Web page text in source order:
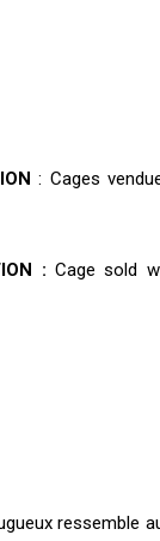
: Cages
: Cage sold